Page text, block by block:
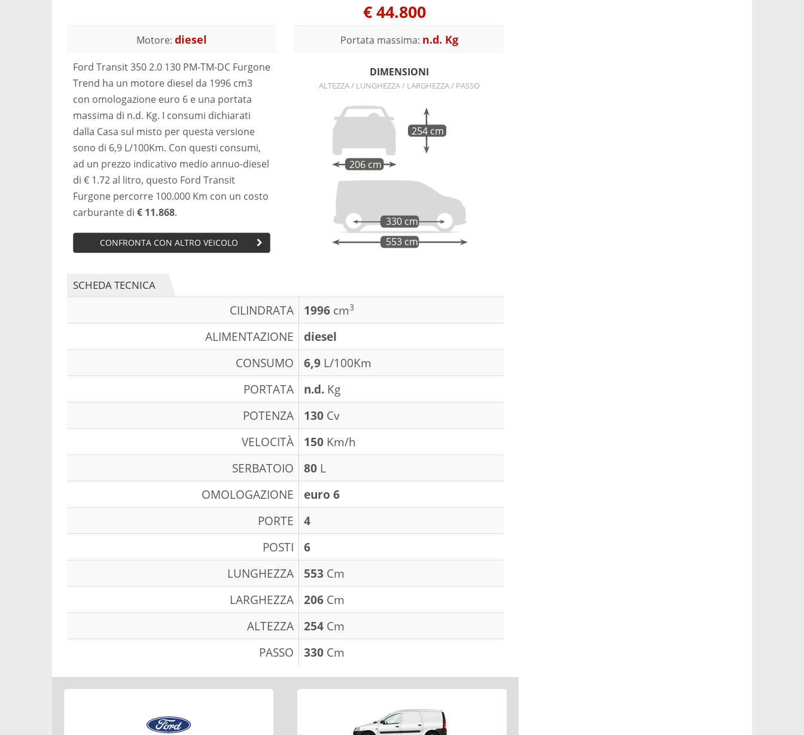
€44.800
Motore: diesel
Ford Transit 350 2.0 130 PM-TM-DC Furgone
Trend ha un motore diesel da 1996 cm3
con omologazione euro 6 e una portata
massima di n.d. Kg. I consumi dichiarati
dalla Casa sul misto per questa versione
sono di 6,9 L/100Km. Con questi consumi,
ad un prezzo indicativo medio annuo-diesel
di € 1.72 al litro, questo Ford Transit
Furgone percorre 100.000 Km con un costo
carburante di € 11.868.
CONFRONTA CON ALTRO VEICOLO
Portata massima: n.d. Kg
DIMENSIONI
ALTEZZA / LUNGHEZZA / LARGHEZZA / PASSO
206 cm
254 cm
553 cm
330 cm
SCHEDA TECNICA
CILINDRATA 1996 cm3
ALIMENTAZIONE
diesel
CONSUMO
6,9 L/100Km
PORTATA
n.d. Kg
POTENZA
130 Cv
VELOCITÀ
150 Km/h
SERBATOIO
80 L
OMOLOGAZIONE
euro 6
PORTE
4
POSTI
6
LUNGHEZZA
553 Cm
LARGHEZZA
206 Cm
ALTEZZA
254 Cm
PASSO
330 Cm